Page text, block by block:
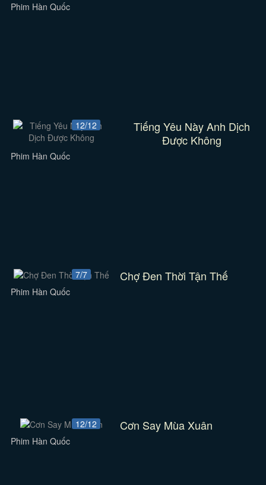
Phim Hàn Quốc
12/12
Tiếng Yêu Này Anh Dịch
Được Không
Phim Hàn Quốc
7/7 Chợ Đen Thời Tận Thế
Phim Hàn Quốc
12/12 Cơn Say Mùa Xuân
Phim Hàn Quốc